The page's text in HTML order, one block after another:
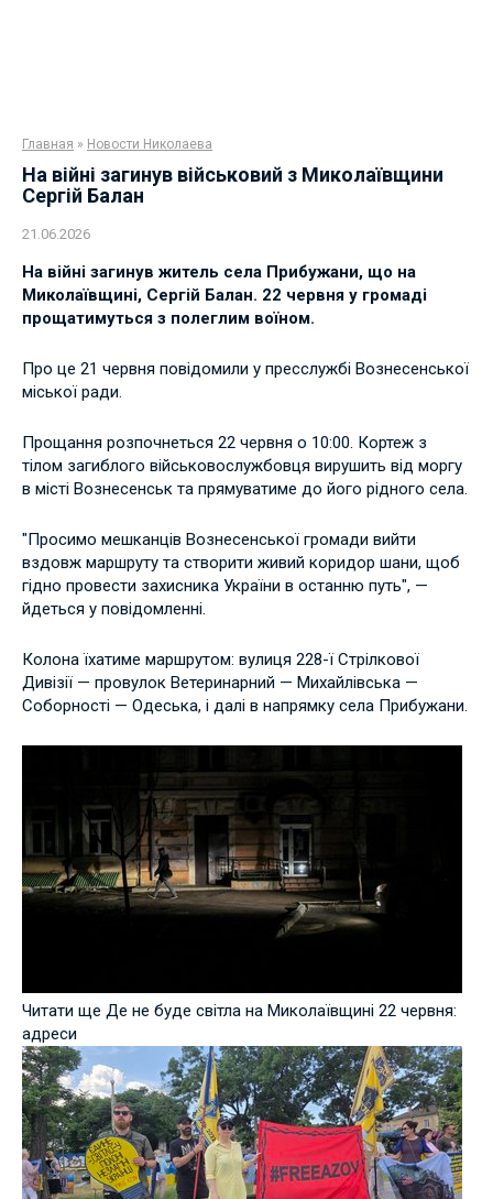
Главная » Новости Николаева
На війні загинув військовий з Миколаївщини
Сергій Балан
21.06.2026
На війні загинув житель села Прибужани, що на
Миколаївщині, Сергій Балан. 22 червня у громаді
прощатимуться з полеглим воїном.
Про це 21 червня повідомили у пресслужбі Вознесенської
міської ради.
Прощання розпочнеться 22 червня о 10:00. Кортеж з
тілом загиблого військовослужбовця вирушить від моргу
в місті Вознесенськ та прямуватиме до його рідного села.
"Просимо мешканців Вознесенської громади вийти
вздовж маршруту та створити живий коридор шани, щоб
гідно провести захисника України в останню путь", —
йдеться у повідомленні.
Колона їхатиме маршрутом: вулиця 228-ї Стрілкової
Дивізії — провулок Ветеринарний — Михайлівська —
Соборності — Одеська, і далі в напрямку села Прибужани.
Читати ще Де не буде світла на Миколаївщині 22 червня:
адреси